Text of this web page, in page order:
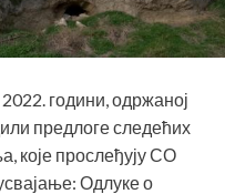
години, одржаној
предлоге следећих
које прослеђују СО
Одлуке о